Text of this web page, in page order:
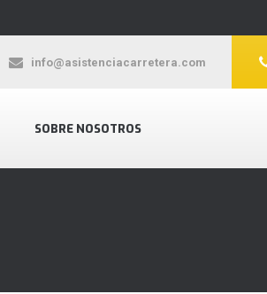
SOBRE NOSOTROS
info@asistenciacarretera.com